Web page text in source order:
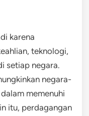
karena
teknologi,
setiap negara.
negara-
memenuhi
itu, perdagangan